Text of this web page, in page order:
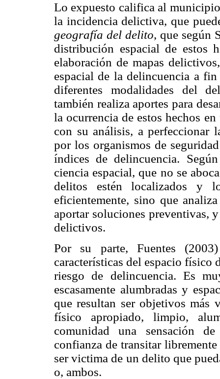
Lo expuesto califica al
la incidencia delictiva, que
geografía del delito, que según
distribución espacial de estos
elaboración de mapas
espacial de la delincuencia a
diferentes modalidades del
también realiza aportes para
la ocurrencia de estos hechos
con su análisis, a perfeccionar
por los organismos de
índices de delincuencia.
ciencia espacial, que no se
delitos estén localizados y
eficientemente, sino que
aportar soluciones preventivas,
delictivos.
Por su parte, Fuentes
características del espacio físico
riesgo de delincuencia. Es
escasamente alumbradas y
que resultan ser objetivos más
físico apropiado, limpio,
comunidad una sensación
confianza de transitar
ser victima de un delito que
o, ambos.